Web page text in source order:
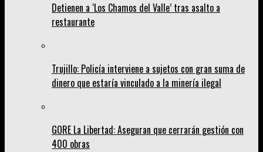
Detienen a ‘Los Chamos del Valle’ tras asalto a
restaurante
Trujillo: Policía interviene a sujetos con gran suma de
dinero que estaría vinculado a la minería ilegal
GORE La Libertad: Aseguran que cerrarán gestión con
400 obras